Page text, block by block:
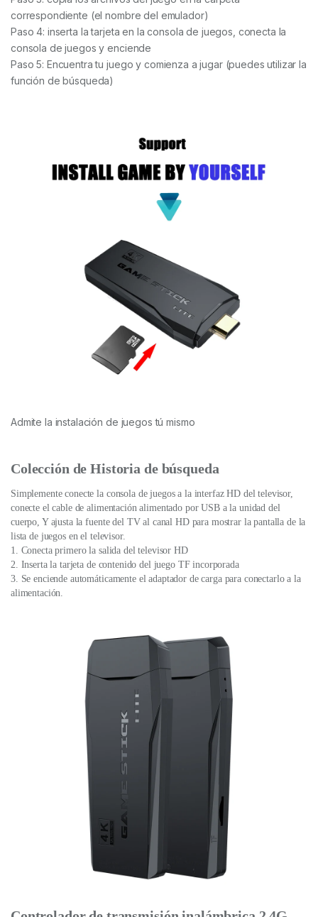
correspondiente (el nombre del emulador)
Paso 4: inserta la tarjeta en la consola de juegos, conecta la
consola de juegos y enciende
Paso 5: Encuentra tu juego y comienza a jugar (puedes utilizar la
función de búsqueda)
Admite la instalación de juegos tú mismo
Colección de Historia de búsqueda
Simplemente conecte la consola de juegos a la interfaz HD del televisor,
conecte el cable de alimentación alimentado por USB a la unidad del
cuerpo, Y ajusta la fuente del TV al canal HD para mostrar la pantalla de la
lista de juegos en el televisor.
1. Conecta primero la salida del televisor HD
2. Inserta la tarjeta de contenido del juego TF incorporada
3. Se enciende automáticamente el adaptador de carga para conectarlo a la
alimentación.